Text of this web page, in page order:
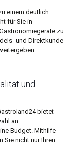
einem deutlich
für Sie in
zu
und Direktkunde
und
bietet
an
Budget. Mithilfe
Sie nicht nur Ihren